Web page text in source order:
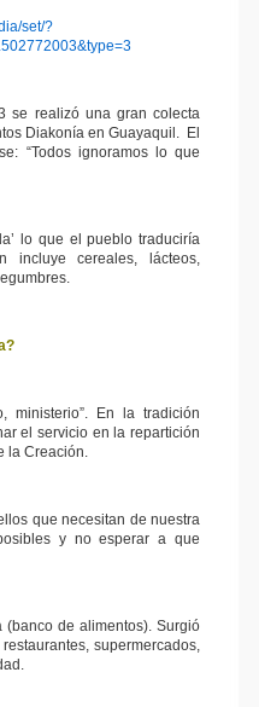
set/?
se realizó una gran colecta
Diakonía en Guayaquil. El
“Todos ignoramos lo que
lo que el pueblo traduciría
incluye cereales, lácteos,
ministerio”. En la tradición
el servicio en la repartición
la Creación.
que necesitan de nuestra
y no esperar a que
de alimentos). Surgió
supermercados,